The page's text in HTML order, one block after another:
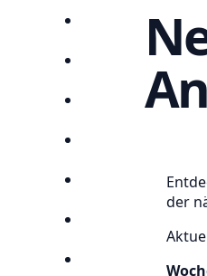
Startseite
Prospekte
Angebote
der